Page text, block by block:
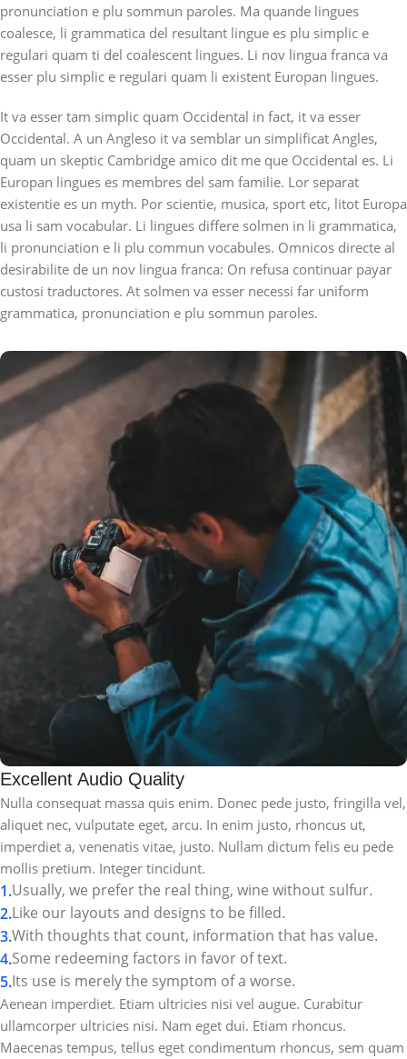
pronunciation e plu sommun paroles. Ma quande lingues
coalesce, li grammatica del resultant lingue es plu simplic e
regulari quam ti del coalescent lingues. Li nov lingua franca va
esser plu simplic e regulari quam li existent Europan lingues.
It va esser tam simplic quam Occidental in fact, it va esser
Occidental. A un Angleso it va semblar un simplificat Angles,
quam un skeptic Cambridge amico dit me que Occidental es. Li
Europan lingues es membres del sam familie. Lor separat
existentie es un myth. Por scientie, musica, sport etc, litot Europa
usa li sam vocabular. Li lingues differe solmen in li grammatica,
li pronunciation e li plu commun vocabules. Omnicos directe al
desirabilite de un nov lingua franca: On refusa continuar payar
custosi traductores. At solmen va esser necessi far uniform
grammatica, pronunciation e plu sommun paroles.
Excellent Audio Quality
Nulla consequat massa quis enim. Donec pede justo, fringilla vel,
aliquet nec, vulputate eget, arcu. In enim justo, rhoncus ut,
imperdiet a, venenatis vitae, justo. Nullam dictum felis eu pede
mollis pretium. Integer tincidunt.
Usually, we prefer the real thing, wine without sulfur.
Like our layouts and designs to be filled.
With thoughts that count, information that has value.
Some redeeming factors in favor of text.
Its use is merely the symptom of a worse.
Aenean imperdiet. Etiam ultricies nisi vel augue. Curabitur
ullamcorper ultricies nisi. Nam eget dui. Etiam rhoncus.
Maecenas tempus, tellus eget condimentum rhoncus, sem quam